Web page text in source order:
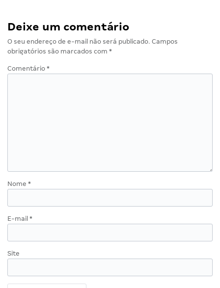
Deixe um comentário
O seu endereço de e-mail não será publicado. Campos
obrigatórios são marcados com *
Comentário *
Nome *
E-mail *
Site